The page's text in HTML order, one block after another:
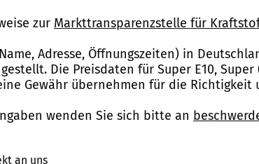
zur Markttransparenzstelle für
Adresse, Öffnungszeiten) in
Die Preisdaten für Super E10,
Gewähr übernehmen für die
wenden Sie sich bitte an
an uns